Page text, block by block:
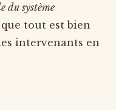
du système
tout est bien
intervenants en